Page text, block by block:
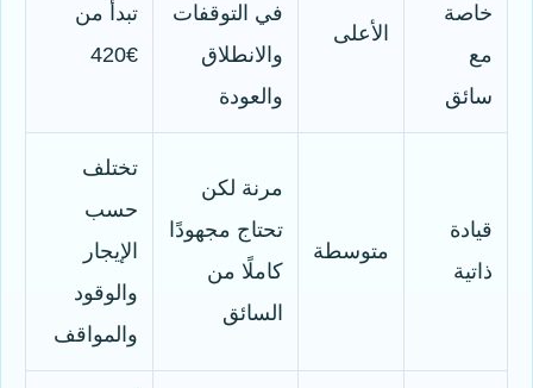
خاصة
مع
سائق
الأعلى
في التوقفات
والانطلاق
والعودة
تبدأ من
€420
قيادة
ذاتية
متوسطة
مرنة لكن
تحتاج مجهودًا
كاملًا من
السائق
تختلف
حسب
الإيجار
والوقود
والمواقف